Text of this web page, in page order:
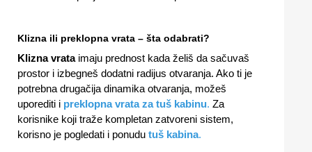
Klizna ili preklopna vrata – šta odabrati?
Klizna vrataimaju prednost kada želiš da sačuvaš
prostor i izbegneš dodatni radijus otvaranja. Ako ti je
potrebna drugačija dinamika otvaranja, možeš
uporediti i preklopna vrata za tuš kabinu. Za
korisnike koji traže kompletan zatvoreni sistem,
korisno je pogledati i ponudu tuš kabina.